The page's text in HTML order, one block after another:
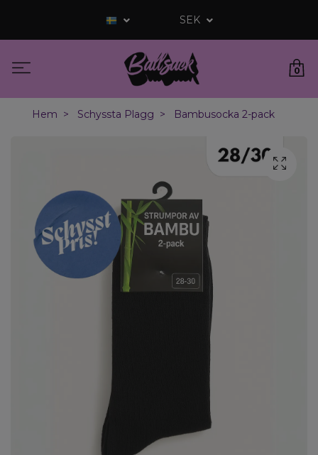
SEK
0
Hem Schyssta Plagg Bambusocka 2-pack